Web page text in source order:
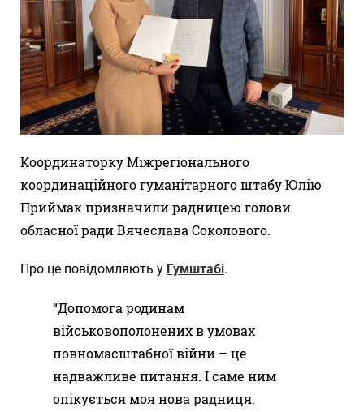
Координаторку Міжрегіонального
координаційного гуманітарного штабу Юлію
Приймак призначили радницею голови
обласної ради Вячеслава Соколового.
Про це повідомляють у Гумштабі.
“Допомога родинам
військовополонених в умовах
повномасштабної війни – це
надважливе питання. І саме ним
опікується моя нова радниця.